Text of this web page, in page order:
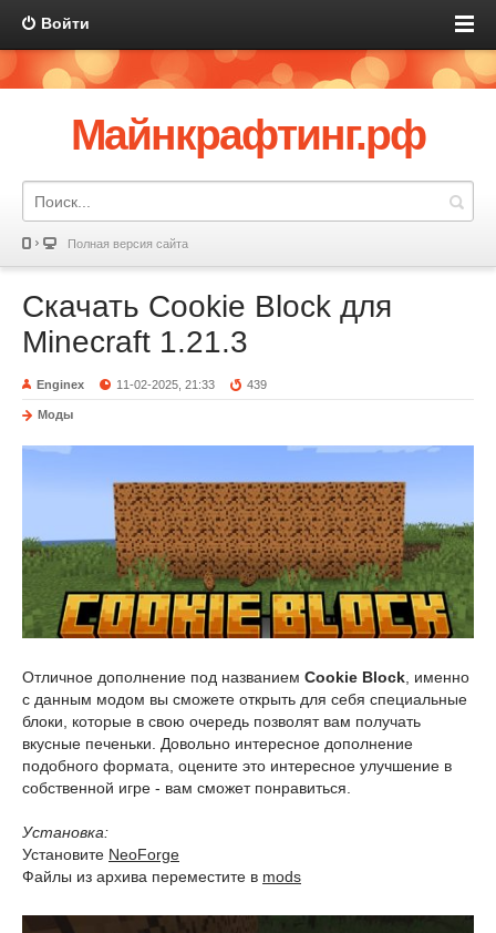
Войти
Майнкрафтинг.рф
Полная версия сайта
Скачать Cookie Block для
Minecraft 1.21.3
Enginex 11-02-2025, 21:33 439
Моды
Отличное дополнение под названием Cookie Block , именно
с данным модом вы сможете открыть для себя специальные
блоки, которые в свою очередь позволят вам получать
вкусные печеньки. Довольно интересное дополнение
подобного формата, оцените это интересное улучшение в
собственной игре - вам сможет понравиться.
Установка:
Установите NeoForge
Файлы из архива переместите в mods